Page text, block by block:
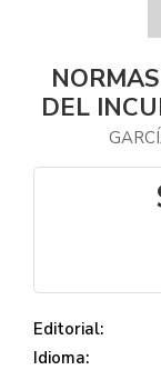
DEL
Editorial:
Idioma: